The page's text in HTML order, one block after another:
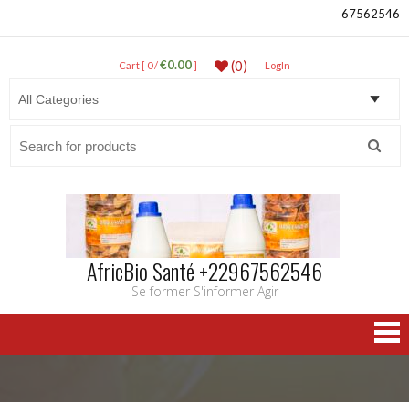
67562546
Cart [ 0 /€0.00] (0) LogIn
AfricBio Santé +22967562546
Se former S'informer Agir